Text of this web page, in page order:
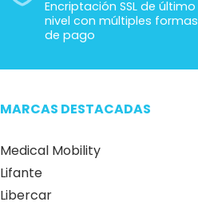
Encriptación SSL de último
nivel con múltiples formas
de pago
MARCAS DESTACADAS
Medical Mobility
Lifante
Libercar